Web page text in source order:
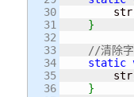
30
31
32
33
34
35
36
}
//清除字
static
}